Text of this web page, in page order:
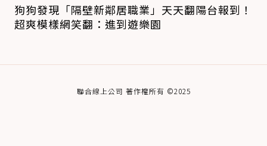
狗狗發現「隔壁新鄰居職業」天天翻陽台報到！
超爽模樣網笑翻：進到遊樂園
聯合線上公司 著作權所有 ©2025